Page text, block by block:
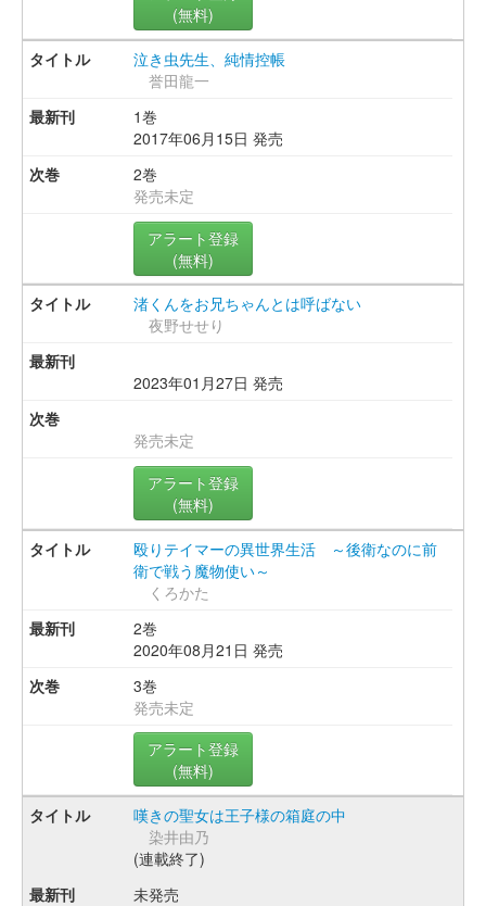
(無料)
泣き虫先生、純情控帳
誉田龍一
1巻
2017年06月15日 発売
2巻
発売未定
アラート登録
(無料)
渚くんをお兄ちゃんとは呼ばない
夜野せせり
2023年01月27日 発売
発売未定
アラート登録
(無料)
殴りテイマーの異世界生活 ～後衛なのに前
衛で戦う魔物使い～
くろかた
2巻
2020年08月21日 発売
3巻
発売未定
アラート登録
(無料)
嘆きの聖女は王子様の箱庭の中
染井由乃
(連載終了)
未発売